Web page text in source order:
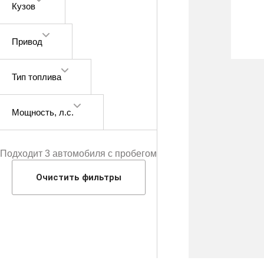
Кузов
Привод
Тип топлива
Мощность, л.с.
Подходит 3 автомобиля с пробегом
Очистить фильтры